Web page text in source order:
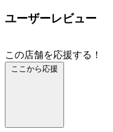
ユーザーレビュー
この店舗を応援する！
ここから応援